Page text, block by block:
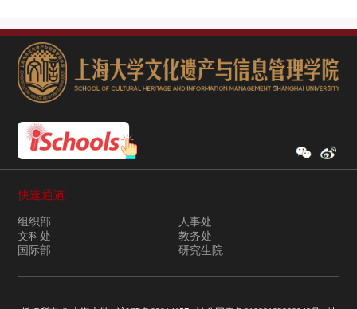
快速通道
组织部
人事处
文科处
教务处
国际部
研究生院